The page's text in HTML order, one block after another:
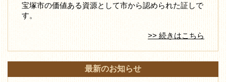
宝塚市の価値ある資源として市から認められた証しで
す。
>> 続きはこちら
最新のお知らせ